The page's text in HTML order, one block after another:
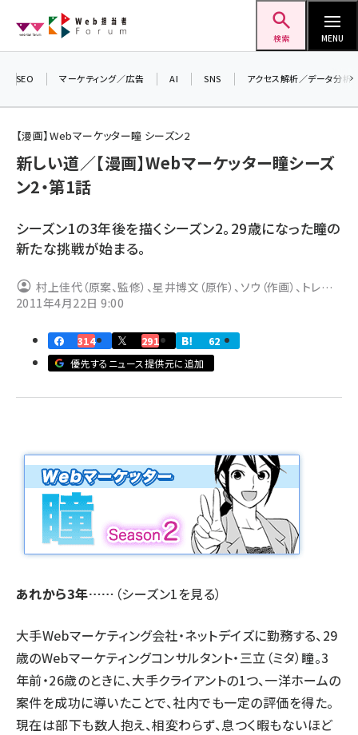
ン
検索 MENU
seo (3524)
youtube (2431)
セミナー (2306)
meo (1275)
SEO マーケティング／広告 AI SNS アクセス解析／データ分析
【漫画】Webマーケッター瞳 シーズン2
新しい道／【漫画】Webマーケッター瞳シーズ
ン2・第1話
シーズン1の3年後を描くシーズン2。29歳になった瞳の
新たな挑戦が始まる。
村上佳代（原案、監修）、星井博文（原作）、ソウ（作画）、トレン
ド・プロ（マンガ制作）
2011年4月22日 9:00
314 291
62
優先するニュース提供元に追加
あれから3年…… （シーズン1を見る）
大手Webマーケティング会社・ネットデイズに勤務する、29
歳のWebマーケティングコンサルタント・三立（ミタ）瞳。3
年前・26歳のときに、大手クライアントの1つ、一洋ホームの
案件を成功に導いたことで、社内でも一定の評価を得た。
現在は部下も数人抱え、相変わらず、息つく暇もないほど